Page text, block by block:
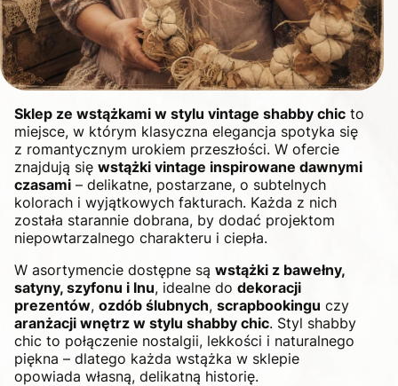
Sklep ze wstążkami w stylu vintage shabby chic to
miejsce, w którym klasyczna elegancja spotyka się
z romantycznym urokiem przeszłości. W ofercie
znajdują się wstążki vintage inspirowane dawnymi
czasami – delikatne, postarzane, o subtelnych
kolorach i wyjątkowych fakturach. Każda z nich
została starannie dobrana, by dodać projektom
niepowtarzalnego charakteru i ciepła.
W asortymencie dostępne są wstążki z bawełny,
satyny, szyfonu i lnu, idealne do dekoracji
prezentów, ozdób ślubnych, scrapbookingu czy
aranżacji wnętrz w stylu shabby chic. Styl shabby
chic to połączenie nostalgii, lekkości i naturalnego
piękna – dlatego każda wstążka w sklepie
opowiada własną, delikatną historię.